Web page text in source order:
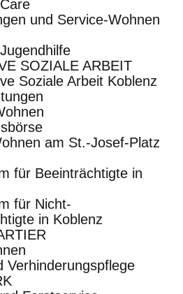
und Service-Wohnen
SOZIALE ARBEIT
Soziale Arbeit Koblenz
am St.-Josef-Platz
für Beeinträchtigte in
für Nicht-
in Koblenz
Verhinderungspflege